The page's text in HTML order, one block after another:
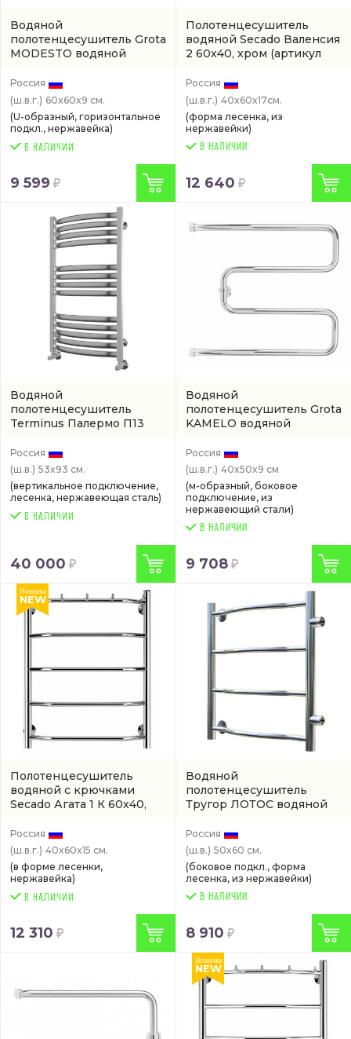
Водяной
полотенцесушитель Grota
MODESTO водяной
Россия
(ш.в.г.) 60x60x9 см.
(U-образный, горизонтальное
подкл., нержавейка)
9 599
Полотенцесушитель
водяной Secado Валенсия
2 60x40, хром (артикул
Россия
(ш.в.г.) 40x60x17см.
(форма лесенка, из
нержавейки)
В НАЛИЧИИ
12 640
Водяной
полотенцесушитель
Terminus Палермо П13
Россия
(ш.в.) 53x93 см.
(вертикальное подключение,
лесенка, нержавеющая сталь)
40 000
Водяной
полотенцесушитель Grota
KAMELO водяной
Россия
(ш.в.г.) 40x50x9 см
(м-образный, боковое
подключение, из
нержавеющий стали)
В НАЛИЧИИ
9 708
Полотенцесушитель
водяной с крючками
Secado Агата 1 К 60x40,
Новинка
NEW
Россия
(ш.в.г.) 40x60x15 см.
(в форме лесенки,
нержавейка)
12 310
Водяной
полотенцесушитель
Тругор ЛОТОС водяной
Россия
(ш.в.) 50x60 см.
(боковое подкл., форма
лесенка, из нержавейки)
В НАЛИЧИИ
8 910
Новинка
NEW